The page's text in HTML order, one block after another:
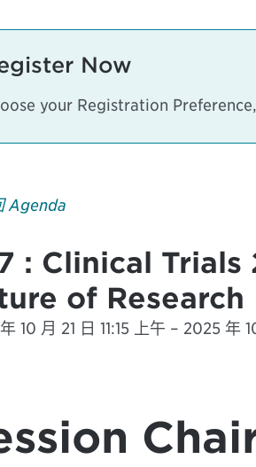
Now
your Registration
Agenda
: Clinical
of Research
10 月 21 日 11:15 上午 – 2025